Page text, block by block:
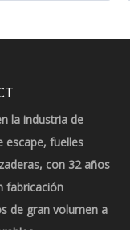
la industria de
escape, fuelles
con 32 años
fabricación
de gran volumen a